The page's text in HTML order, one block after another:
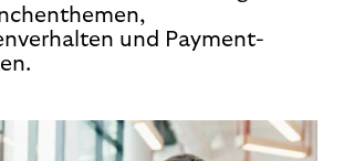
und Payment-